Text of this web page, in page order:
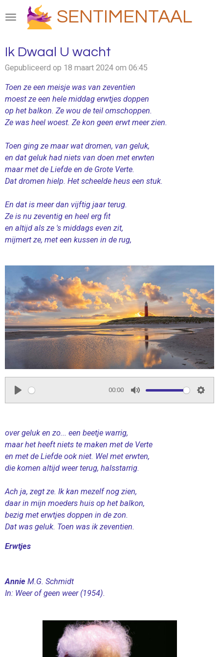
direct
de
hoofdinhoud
SENTIMENTAAL
Ik Dwaal U wacht
Gepubliceerd op 18 maart 2024 om 06:45
Toen ze een meisje was van zeventien
moest ze een hele middag erwtjes doppen
op het balkon. Ze wou de teil omschoppen.
Ze was heel woest. Ze kon geen erwt meer zien.
Toen ging ze maar wat dromen, van geluk,
en dat geluk had niets van doen met erwten
maar met de Liefde en de Grote Verte.
Dat dromen hielp. Het scheelde heus een stuk.
En dat is meer dan vijftig jaar terug.
Ze is nu zeventig en heel erg fit
en altijd als ze 's middags even zit,
mijmert ze, met een kussen in de rug,
P
y
00:00
M
e
S
over geluk en zo... een beetje warrig,
maar het heeft niets te maken met de Verte
en met de Liefde ook niet. Wel met erwten,
die komen altijd weer terug, halsstarrig.
Ach ja, zegt ze. Ik kan mezelf nog zien,
daar in mijn moeders huis op het balkon,
bezig met erwtjes doppen in de zon.
Dat was geluk. Toen was ik zeventien.
Erwtjes
Annie M.G. Schmidt
In: Weer of geen weer (1954).